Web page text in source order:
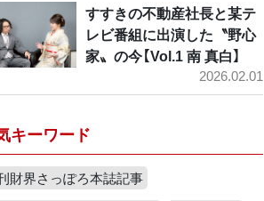
すすきの不動産社長と某テ
レビ番組に出演した〝野心
家〟の今【Vol.1 南 真白】
2026.02.01
キーワード
財界さっぽろ本誌記事